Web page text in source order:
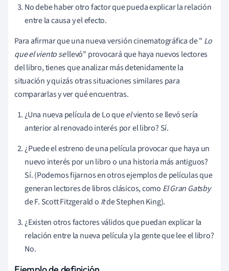
No debe haber otro factor que pueda explicar la relación
entre la causa y el efecto.
Para afirmar que una nueva versión cinematográfica de " Lo
que el viento sellevó" provocará que haya nuevos lectores
del libro, tienes que analizar más detenidamente la
situación y quizás otras situaciones similares para
compararlas y ver qué encuentras.
¿Una nueva película de Lo queelviento se llevó sería
anterior al renovado interés por el libro? Sí.
¿Puede el estreno de una película provocar que haya un
nuevo interés por un libro o una historia más antiguos?
Sí. (Podemos fijarnos en otros ejemplos de películas que
generan lectores de libros clásicos, como El Gran Gatsby
de F. Scott Fitzgerald o Itde Stephen King).
¿Existen otros factores válidos que puedan explicar la
relación entre la nueva película y la gente que lee el libro?
No.